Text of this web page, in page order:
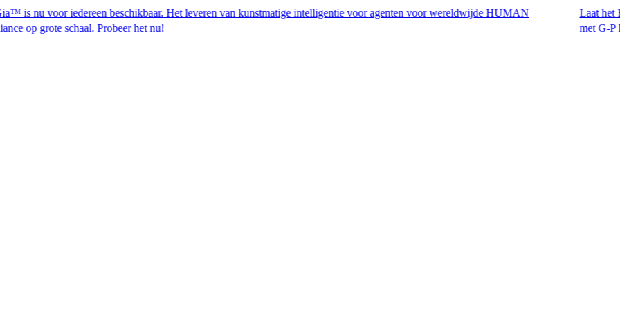
iedereen beschikbaar. Het leveren van kunstmatige intelligentie voor agenten voor wereldwijde HUMAN
schaal. Probeer het nu!​​
Laat het H-1B-
met G-P EOR™.​​